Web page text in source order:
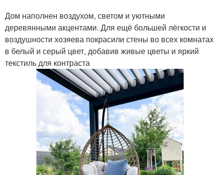
Дом наполнен воздухом, светом и уютными
деревянными акцентами. Для ещё большей лёгкости и
воздушности хозяева покрасили стены во всех комнатах
в белый и серый цвет, добавив живые цветы и яркий
текстиль для контраста